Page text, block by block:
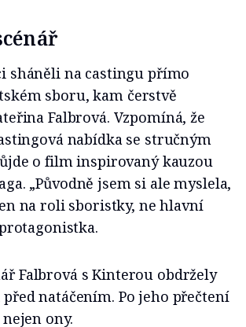
sháněli na castingu přímo
sboru, kam čerstvě
Falbrová. Vzpomíná, že
nabídka se stručným
o film inspirovaný kauzou
„Původně jsem si ale myslela,
na roli sboristky, ne hlavní
Falbrová s Kinterou obdržely
před natáčením. Po jeho přečtení
ony.